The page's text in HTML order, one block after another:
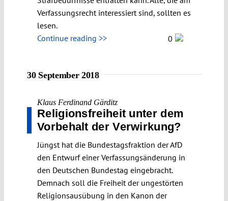
Verfassungsrecht interessiert sind, sollten es
lesen.
Continue reading >>
0
30 September 2018
Klaus Ferdinand Gärditz
Religionsfreiheit unter dem
Vorbehalt der Verwirkung?
Jüngst hat die Bundestagsfraktion der AfD
den Entwurf einer Verfassungsänderung in
den Deutschen Bundestag eingebracht.
Demnach soll die Freiheit der ungestörten
Religionsausübung in den Kanon der